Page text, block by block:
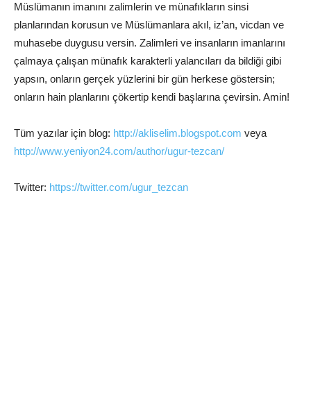
Müslümanın imanını zalimlerin ve münafıkların sinsi
planlarından korusun ve Müslümanlara akıl, iz’an, vicdan ve
muhasebe duygusu versin. Zalimleri ve insanların imanlarını
çalmaya çalışan münafık karakterli yalancıları da bildiği gibi
yapsın, onların gerçek yüzlerini bir gün herkese göstersin;
onların hain planlarını çökertip kendi başlarına çevirsin. Amin!
Tüm yazılar için blog: http://akliselim.blogspot.com veya
http://www.yeniyon24.com/author/ugur-tezcan/
Twitter: https://twitter.com/ugur_tezcan